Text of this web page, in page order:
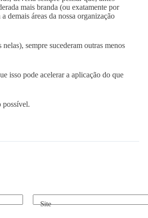
mais branda (ou exatamente por
demais áreas da nossa organização
sempre sucederam outras menos
isso pode acelerar a aplicação do que
possível.
Site